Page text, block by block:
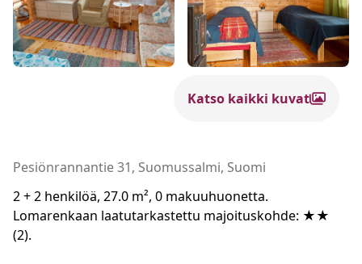
Katso kaikki kuvat
Pesiönrannantie 31, Suomussalmi, Suomi
2 + 2 henkilöä, 27.0 m², 0 makuuhuonetta.
Lomarenkaan laatutarkastettu majoituskohde: ★★
(2).